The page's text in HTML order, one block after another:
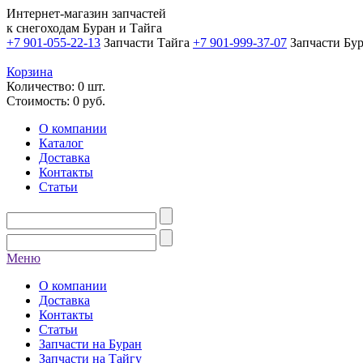
Интернет-магазин запчастей
к снегоходам Буран и Тайга
+7 901-055-22-13 Запчасти Тайга +7 901-999-37-07 Запчасти
Корзина
Количество: 0 шт.
Стоимость: 0 руб.
О компании
Каталог
Доставка
Контакты
Статьи
Меню
О компании
Доставка
Контакты
Статьи
Запчасти на Буран
Запчасти на Тайгу